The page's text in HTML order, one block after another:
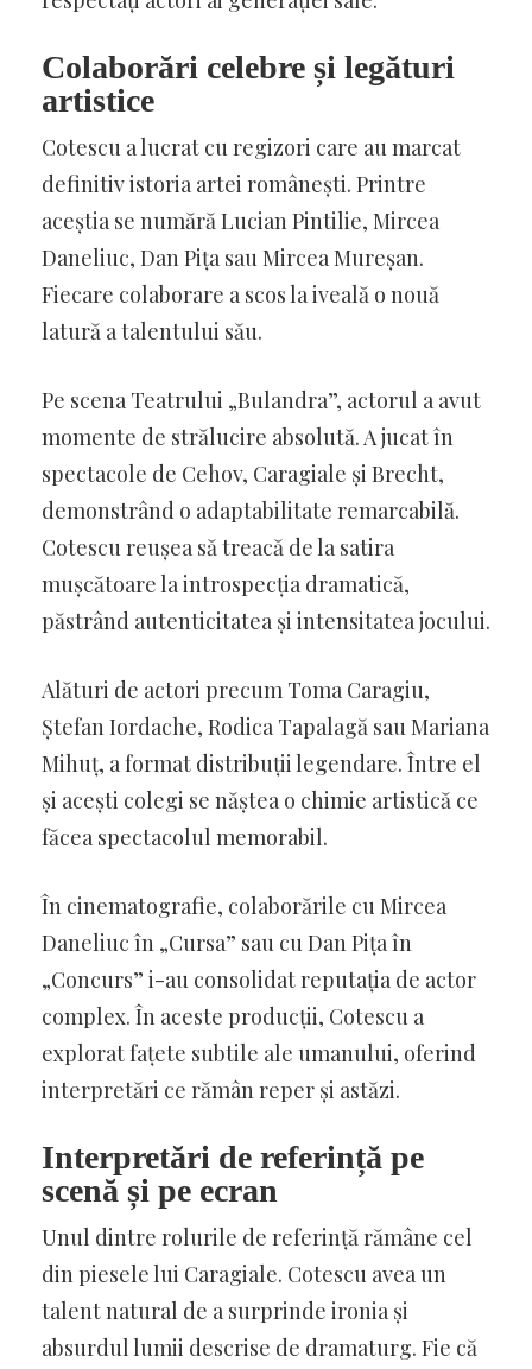
Colaborări celebre și legături
artistice
Cotescu a lucrat cu regizori care au marcat
definitiv istoria artei românești. Printre
aceștia se numără Lucian Pintilie, Mircea
Daneliuc, Dan Pița sau Mircea Mureșan.
Fiecare colaborare a scos la iveală o nouă
latură a talentului său.
Pe scena Teatrului „Bulandra”, actorul a avut
momente de strălucire absolută. A jucat în
spectacole de Cehov, Caragiale și Brecht,
demonstrând o adaptabilitate remarcabilă.
Cotescu reușea să treacă de la satira
mușcătoare la introspecția dramatică,
păstrând autenticitatea și intensitatea jocului.
Alături de actori precum Toma Caragiu,
Ștefan Iordache, Rodica Tapalagă sau Mariana
Mihuț, a format distribuții legendare. Între el
și acești colegi se năștea o chimie artistică ce
făcea spectacolul memorabil.
În cinematografie, colaborările cu Mircea
Daneliuc în „Cursa” sau cu Dan Pița în
„Concurs” i-au consolidat reputația de actor
complex. În aceste producții, Cotescu a
explorat fațete subtile ale umanului, oferind
interpretări ce rămân reper și astăzi.
Interpretări de referință pe
scenă și pe ecran
Unul dintre rolurile de referință rămâne cel
din piesele lui Caragiale. Cotescu avea un
talent natural de a surprinde ironia și
absurdul lumii descrise de dramaturg. Fie că